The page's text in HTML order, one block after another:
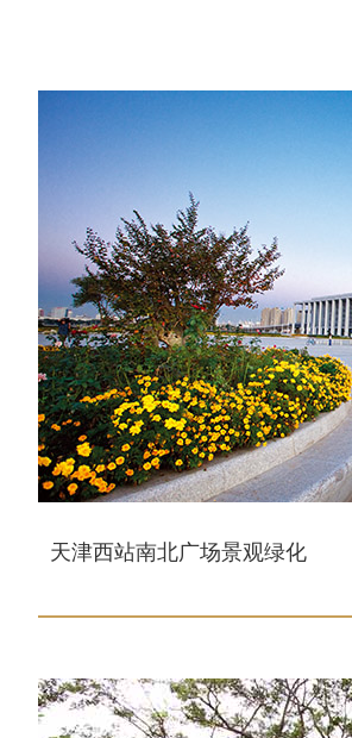
天津西站南北广场景观绿化